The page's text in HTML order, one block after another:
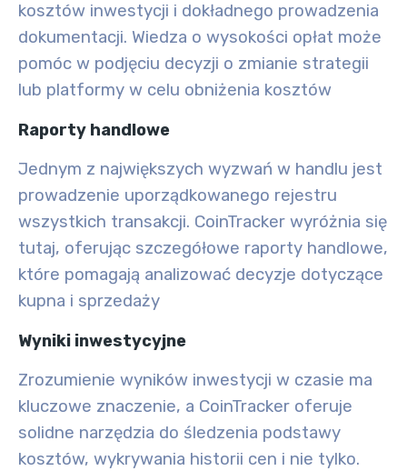
kosztów inwestycji i dokładnego prowadzenia
dokumentacji. Wiedza o wysokości opłat może
pomóc w podjęciu decyzji o zmianie strategii
lub platformy w celu obniżenia kosztów
Raporty handlowe
Jednym z największych wyzwań w handlu jest
prowadzenie uporządkowanego rejestru
wszystkich transakcji. CoinTracker wyróżnia się
tutaj, oferując szczegółowe raporty handlowe,
które pomagają analizować decyzje dotyczące
kupna i sprzedaży
Wyniki inwestycyjne
Zrozumienie wyników inwestycji w czasie ma
kluczowe znaczenie, a CoinTracker oferuje
solidne narzędzia do śledzenia podstawy
kosztów, wykrywania historii cen i nie tylko.